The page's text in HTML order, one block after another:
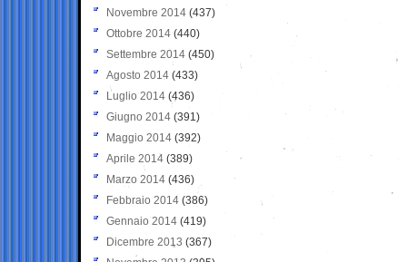
Novembre 2014 (437)
Ottobre 2014 (440)
Settembre 2014 (450)
Agosto 2014 (433)
Luglio 2014 (436)
Giugno 2014 (391)
Maggio 2014 (392)
Aprile 2014 (389)
Marzo 2014 (436)
Febbraio 2014 (386)
Gennaio 2014 (419)
Dicembre 2013 (367)